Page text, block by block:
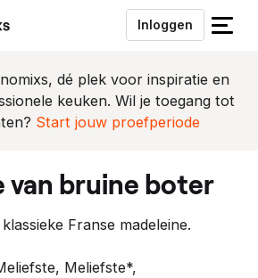
Inloggen
S
u
i
t
dé plek voor inspiratie en
keuken. Wil je toegang tot
Start jouw proefperiode
van bruine boter
Franse madeleine.
Meliefste*,